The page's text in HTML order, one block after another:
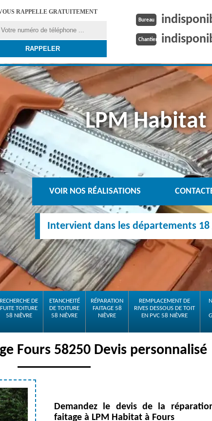
RAPPELLE GRATUITEMENT
Bureau
Chantier
LPM Habitat
VOIR NOS RÉALISATIONS
Intervient dans les départements
RECHERCHE DE
FUITE TOITURE
58 NIÈVRE
ETANCHEITÉ
DE TOITURE
58 NIÈVRE
RÉPARATION
FAITAGE 58
NIÈVRE
REMPLACEMENT DE
RIVES DESSOUS DE TOIT
EN PVC 58 NIÈVRE
Fours 58250 Devis personnalisé
Demandez le devis de la
faitage à LPM Habitat à Fours